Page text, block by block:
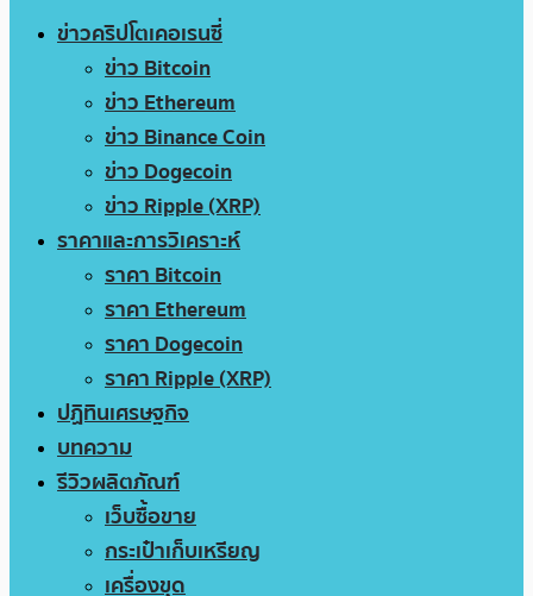
ข่าวคริปโตเคอเรนซี่
ข่าว Bitcoin
ข่าว Ethereum
ข่าว Binance Coin
ข่าว Dogecoin
ข่าว Ripple (XRP)
ราคาและการวิเคราะห์
ราคา Bitcoin
ราคา Ethereum
ราคา Dogecoin
ราคา Ripple (XRP)
ปฏิทินเศรษฐกิจ
บทความ
รีวิวผลิตภัณฑ์
เว็บซื้อขาย
กระเป๋าเก็บเหรียญ
เครื่องขุด